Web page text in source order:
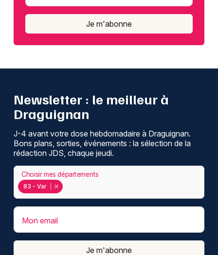
Je m'abonne
Newsletter : le meilleur à
Draguignan
J-4 avant votre dose hebdomadaire à Draguignan.
Bons plans, sorties, événements : la sélection de la
rédaction JDS, chaque jeudi.
83 - Var
Choisir mes départements
Mon email
Je m'abonne